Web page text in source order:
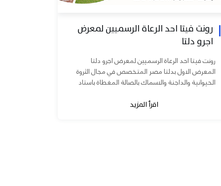
رونت فيتا احد الرعاة الرسميين لمعرض
اجرو دلتا
رونت فيتا احد الرعاة الرسميين لمعرض اجرو دلتا
المعرض الاول بدلتا مصر المتخصص في مجال الثروة
الحيوانية والداجنة والاسماك بالصالة المغطاة باستاد
اقرأ المزيد